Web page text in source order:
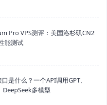
Pro VPS测评：美国洛杉矶CN2
能测试
是什么？一个API调用GPT、
多模型